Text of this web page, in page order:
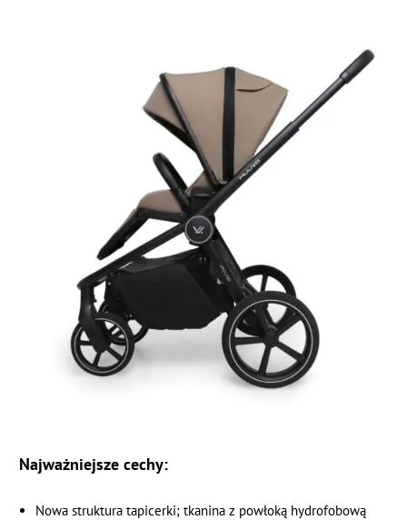
Najważniejsze cechy:
Nowa struktura tapicerki; tkanina z powłoką hydrofobową